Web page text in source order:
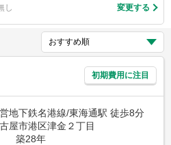
し 変更する
初期費用に注目
地下鉄名港線/東海通駅 徒歩8分
屋市港区津金２丁目
築28年